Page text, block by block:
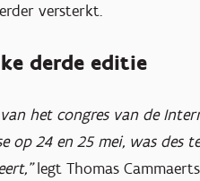
versterkt.
derde editie
van het congres van de
op 24 en 25 mei, was des
legt Thomas